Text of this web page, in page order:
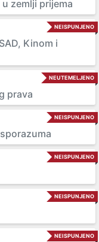
zemlji prijema
NEISPUNJENO
Kinom i
NEUTEMELJENO
prava
NEISPUNJENO
NEISPUNJENO
NEISPUNJENO
NEISPUNJENO